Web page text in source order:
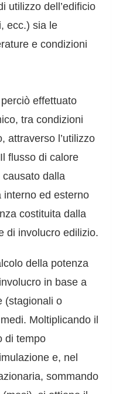
utilizzo dell’edificio
ecc.) sia le
e condizioni
effettuato
tra condizioni
attraverso l’utilizzo
flusso di calore
dalla
interno ed esterno
costituita dalla
di involucro edilizio.
della potenza
in base a
(stagionali o
Moltiplicando il
di tempo
e, nel
sommando